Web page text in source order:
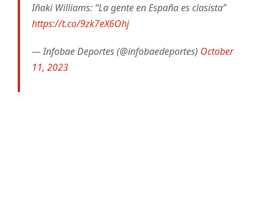
Iñaki Williams: “La gente en España es clasista”
https://t.co/9zk7eX6Ohj
— Infobae Deportes (@infobaedeportes) October
11, 2023